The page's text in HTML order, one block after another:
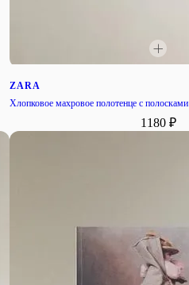
ZARA
Хлопковое махровое полотенце с полосками
1180 ₽